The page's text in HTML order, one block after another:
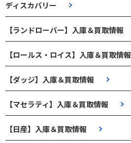
ディスカバリー
【ランドローバー】入庫＆買取情報
【ロールス・ロイス】入庫＆買取情報
【ダッジ】入庫＆買取情報
【マセラティ】入庫＆買取情報
【日産】入庫＆買取情報